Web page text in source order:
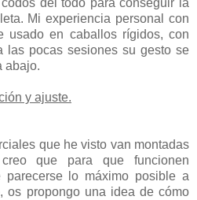
del todo para conseguir la
Mi experiencia personal con
usado en caballos rígidos, con
pocas sesiones su gesto se
abajo.
y ajuste.
que he visto van montadas
que para que funcionen
parecerse lo máximo posible a
os propongo una idea de cómo